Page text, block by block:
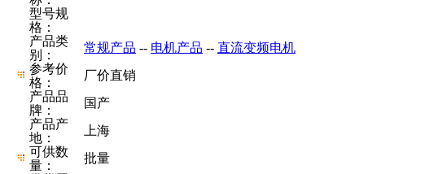
型号规
格：
产品类
别：
常规产品 -- 电机产品 -- 直流变频电机
参考价
格：
厂价直销
产品品
牌：
国产
产品产
地：
上海
可供数
量：
批量